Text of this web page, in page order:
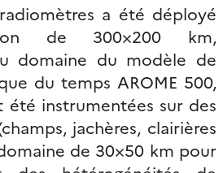
a été déployé
de 300×200 km,
domaine du modèle de
du temps AROME 500,
été instrumentées sur des
jachères, clairières
de 30×50 km pour